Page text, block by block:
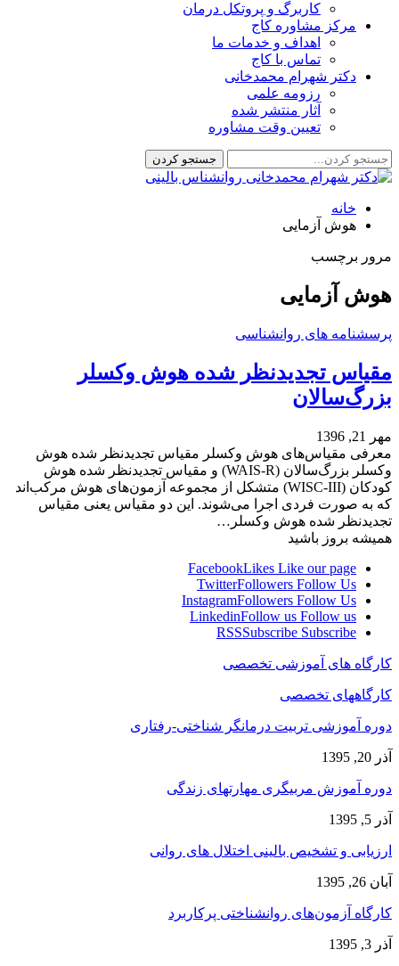
کاربرگ و پروتکل درمان
مرکز مشاوره کاج
اهداف و خدمات ما
تماس با کاج
دکتر شهرام محمدخانی
رزومه علمی
آثار منتشر شده
تعیین وقت مشاوره
خانه
هوش آزمایی
مرور برچسب
هوش آزمایی
پرسشنامه های روانشناسی
مقیاس تجدیدنظر شده هوش وکسلر
بزرگ‌سالان
مهر 21, 1396
معرفی مقیاس‌های هوش وکسلر مقیاس تجدیدنظر شده هوش
وکسلر بزرگ‌سالان (WAIS-R) و مقیاس تجدیدنظر شده هوش
کودکان (WISC-III) متشکل از مجموعه آزمون‌های هوش مرکب‌اند
که به صورت فردی اجرا می‌شوند. این دو مقیاس یعنی مقیاس
تجدیدنظر شده هوش وکسلر…
همیشه بروز باشید
FacebookLikes Like our page
TwitterFollowers Follow Us
InstagramFollowers Follow Us
LinkedinFollow us Follow us
RSSSubscribe Subscribe
کارگاه های آموزشی تخصصی
کارگاههای تخصصی
دوره آموزشی تربیت درمانگر شناختی-رفتاری
آذر 20, 1395
دوره آموزش مربیگری مهارتهای زندگی
آذر 5, 1395
ارزیابی و تشخیص بالینی اختلال های روانی
آبان 26, 1395
کارگاه آزمون‌های روانشناختی پرکاربرد
آذر 3, 1395